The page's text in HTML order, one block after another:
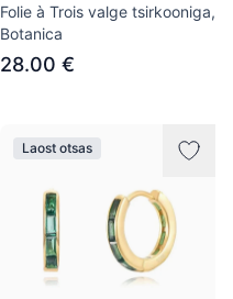
Folie à Trois valge tsirkooniga,
Botanica
28.00 €
Laost otsas